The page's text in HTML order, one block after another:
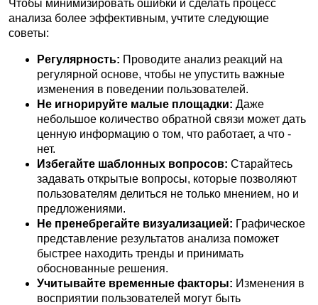
Чтобы минимизировать ошибки и сделать процесс
анализа более эффективным, учтите следующие
советы:
Регулярность: Проводите анализ реакций на
регулярной основе, чтобы не упустить важные
изменения в поведении пользователей.
Не игнорируйте малые площадки: Даже
небольшое количество обратной связи может дать
ценную информацию о том, что работает, а что -
нет.
Избегайте шаблонных вопросов: Старайтесь
задавать открытые вопросы, которые позволяют
пользователям делиться не только мнением, но и
предложениями.
Не пренебрегайте визуализацией: Графическое
представление результатов анализа поможет
быстрее находить тренды и принимать
обоснованные решения.
Учитывайте временные факторы: Изменения в
восприятии пользователей могут быть